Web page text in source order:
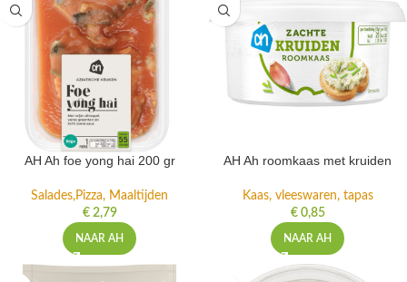
AH Ah foe yong hai 200 gr
Salades,Pizza, Maaltijden
€2,79
NAAR AH
AH Ah roomkaas met kruiden
Kaas, vleeswaren, tapas
€0,85
NAAR AH